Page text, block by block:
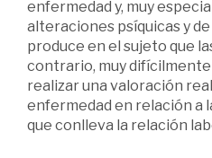
enfermedad y, muy
alteraciones psíquicas y
produce en el sujeto que
contrario, muy
realizar una valoración
enfermedad en relación a
que conlleva la relación